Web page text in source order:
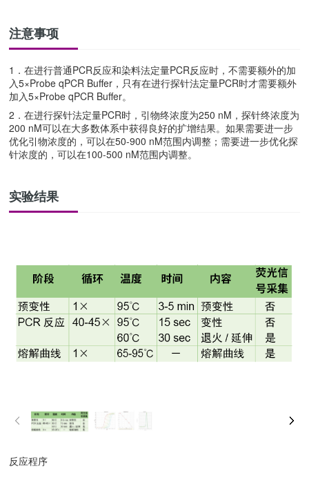
注意事项
1．在进行普通PCR反应和染料法定量PCR反应时，不需要额外的加
入5×Probe qPCR Buffer，只有在进行探针法定量PCR时才需要额外
加入5×Probe qPCR Buffer。
2．在进行探针法定量PCR时，引物终浓度为250 nM，探针终浓度为
200 nM可以在大多数体系中获得良好的扩增结果。如果需要进一步
优化引物浓度的，可以在50-900 nM范围内调整；需要进一步优化探
针浓度的，可以在100-500 nM范围内调整。
实验结果
反应程序